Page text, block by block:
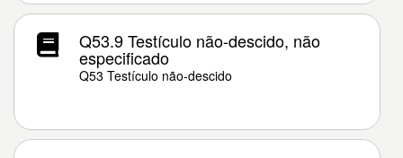
Q53.9 Testículo não-descido, não
especificado
Q53 Testículo não-descido